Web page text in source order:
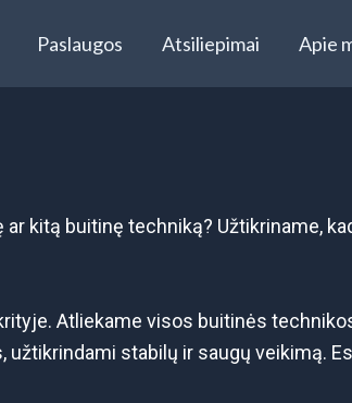
Paslaugos Atsiliepimai Apie
kitą buitinę techniką? Užtikriname,
Atliekame visos buitinės
stabilų ir saugų veikimą.